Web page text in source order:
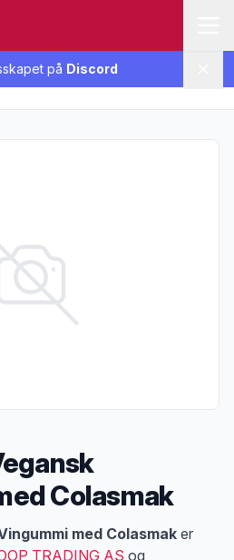
på Discord
Colasmak
med Colasmak er
TRADING AS og